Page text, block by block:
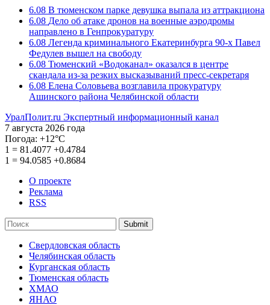
6.08 В тюменском парке девушка выпала из аттракциона
6.08 Дело об атаке дронов на военные аэродромы
направлено в Генпрокуратуру
6.08 Легенда криминального Екатеринбурга 90-х Павел
Федулев вышел на свободу
6.08 Тюменский «Водоканал» оказался в центре
скандала из-за резких высказываний пресс-секретаря
6.08 Елена Соловьева возглавила прокуратуру
Ашинского района Челябинской области
УралПолит.ru Экспертный информационный канал
7 августа 2026 года
Погода: +12°С
1 = 81.4077 +0.4784
1 = 94.0585 +0.8684
О проекте
Реклама
RSS
Submit
Свердловская область
Челябинская область
Курганская область
Тюменская область
ХМАО
ЯНАО